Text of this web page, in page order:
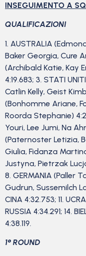
INSEGUIMENTO A
QUALIFICAZIONI
1. AUSTRALIA
Baker Georgia, Cure
(Archibald Katie, Kay
4:19.683; 3. STATI
Catlin Kelly, Geist
(Bonhomme Ariane,
Roorda Stephanie)
Youri, Lee Jumi, Na
(Paternoster Letizia,
Giulia, Fidanza
Justyna, Pietrzak
8. GERMANIA (Paller
Gudrun, Sussemilch
CINA 4:32.753; 11.
RUSSIA 4:34.291; 14.
4:38.119.
1° ROUND